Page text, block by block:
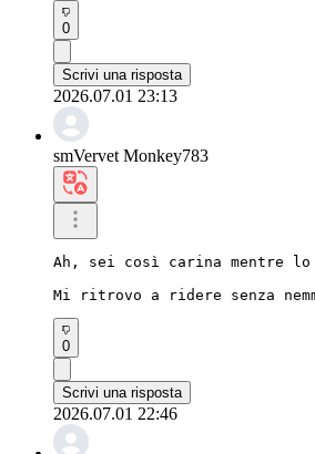
0
Scrivi una risposta
2026.07.01 23:13
smVervet Monkey783
Ah, sei così carina mentre
Mi ritrovo a ridere senza
0
Scrivi una risposta
2026.07.01 22:46